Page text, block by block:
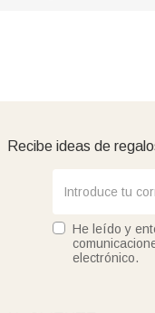
Recibe ideas de
He leído y
electrónico.